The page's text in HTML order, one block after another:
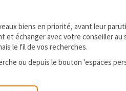
biens en priorité, avant leur
et échanger avec votre conseiller au
le fil de vos recherches.
ou depuis le bouton 'espaces